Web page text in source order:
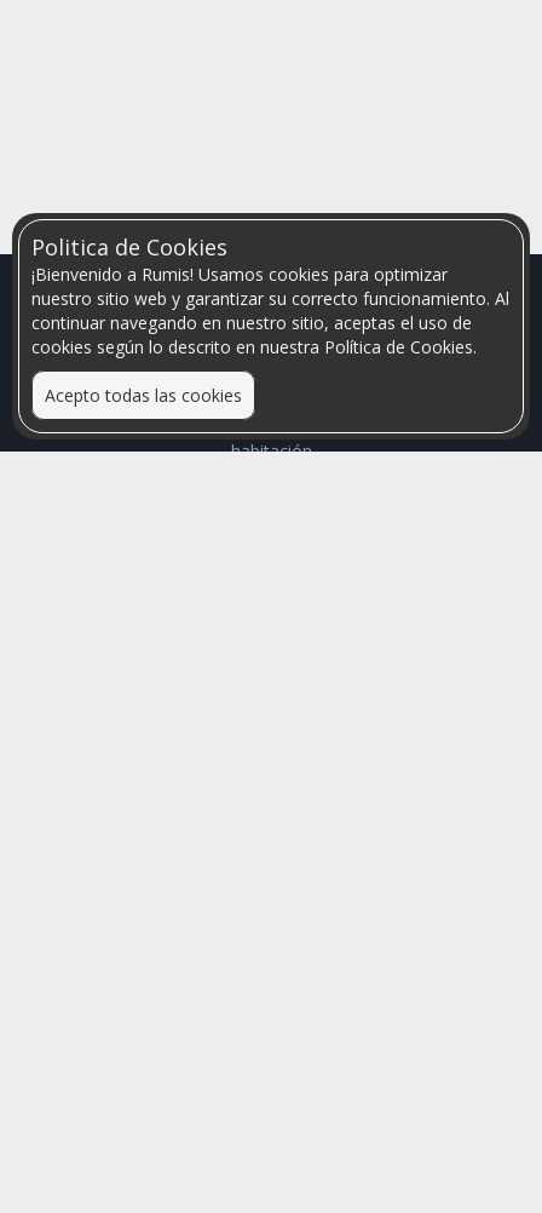
Politica de Cookies
¡Bienvenido a Rumis! Usamos cookies para optimizar
nuestro sitio web y garantizar su correcto funcionamiento. Al
continuar navegando en nuestro sitio, aceptas el uso de
cookies según lo descrito en nuestra Política de Cookies.
Acepto todas las cookies
Relacionamos personas que arriendan con las que buscan una
habitación